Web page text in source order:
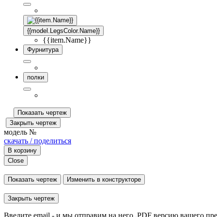
{{model.LegsColor.Name}}
{{item.Name}}
Фурнитура
полки
Показать чертеж
Закрыть чертеж
модель №
скачать / поделиться
В корзину
Close
Показать чертеж Изменить в конструкторе
Закрыть чертеж
Введите email - и мы отправим на него .PDF версию вашего